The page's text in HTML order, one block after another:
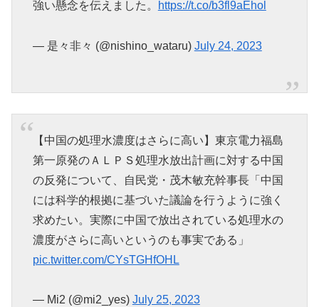
強い懸念を伝えました。
https://t.co/b3fl9aEhol
— 是々非々 (@nishino_wataru) July 24, 2023
【中国の処理水濃度はさらに高い】東京電力福島
第一原発のＡＬＰＳ処理水放出計画に対する中国
の反発について、自民党・茂木敏充幹事長「中国
には科学的根拠に基づいた議論を行うように強く
求めたい。実際に中国で放出されている処理水の
濃度がさらに高いというのも事実である」
pic.twitter.com/CYsTGHfOHL
— Mi2 (@mi2_yes) July 25, 2023